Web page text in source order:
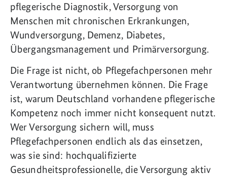
pflegerische Diagnostik, Versorgung von
Menschen mit chronischen Erkrankungen,
Wundversorgung, Demenz, Diabetes,
Übergangsmanagement und Primärversorgung.
Die Frage ist nicht, ob Pflegefachpersonen mehr
Verantwortung übernehmen können. Die Frage
ist, warum Deutschland vorhandene pflegerische
Kompetenz noch immer nicht konsequent nutzt.
Wer Versorgung sichern will, muss
Pflegefachpersonen endlich als das einsetzen,
was sie sind: hochqualifizierte
Gesundheitsprofessionelle, die Versorgung aktiv